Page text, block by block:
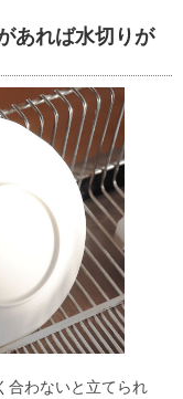
あれば水切りが
合わないと立てられ